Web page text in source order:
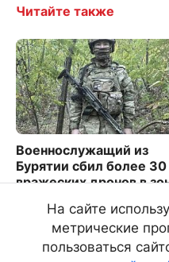
Читайте также
Военнослужащий из
Бурятии сбил более 30
вражеских дронов в
На сайте
метрические
пользоваться